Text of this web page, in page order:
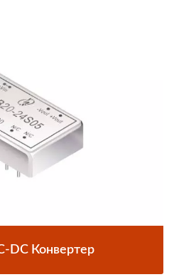
DC Конвертер